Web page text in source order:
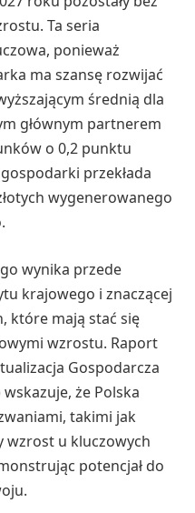
Ta seria
ponieważ
ma szansę rozwijać
średnią dla
głównym partnerem
o 0,2 punktu
przekłada
wygenerowanego
wynika przede
krajowego i znaczącej
które mają stać się
wzrostu. Raport
Gospodarcza
że Polska
takimi jak
wzrost u kluczowych
potencjał do